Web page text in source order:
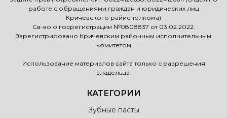
работе с обращениями граждан и юридических лиц
Кричевского райисполкома)
Св-во о госрегистрации №0808837 от 03.02.2022.
Зарегистрировано Кричевским районным исполнительным
комитетом
Использование материалов сайта только с разрешения
владельца.
КАТЕГОРИИ
Зубные пасты